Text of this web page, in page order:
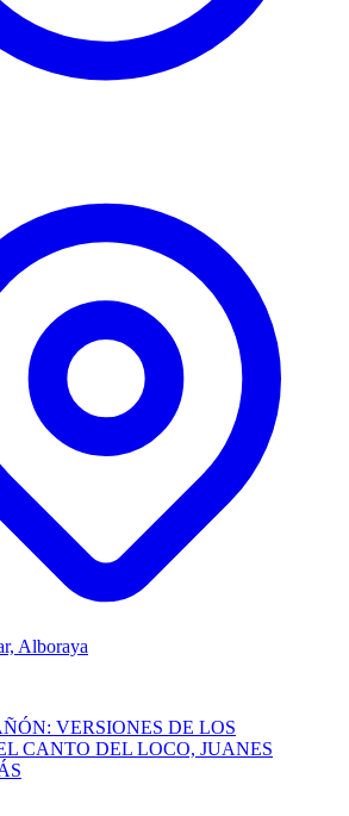
Alboraya
VERSIONES DE LOS
CANTO DEL LOCO, JUANES